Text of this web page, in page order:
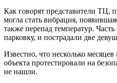
Как говорят представители ТЦ,
могла стать вибрация,
также перепад температур.
парковку, и пострадали две
Известно, что несколько
объекта протестировали на
не нашли.